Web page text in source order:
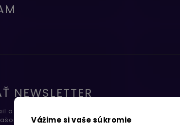
Vážime si vaše súkromie
NEWSLETTER
a my Vám budeme zasielať informácie o nových
e-shope.